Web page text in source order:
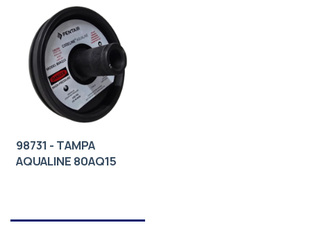
98731 - TAMPA
AQUALINE 80AQ15